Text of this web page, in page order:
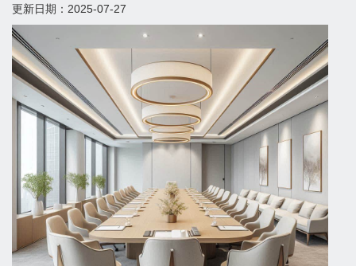
更新日期： 2025-07-27